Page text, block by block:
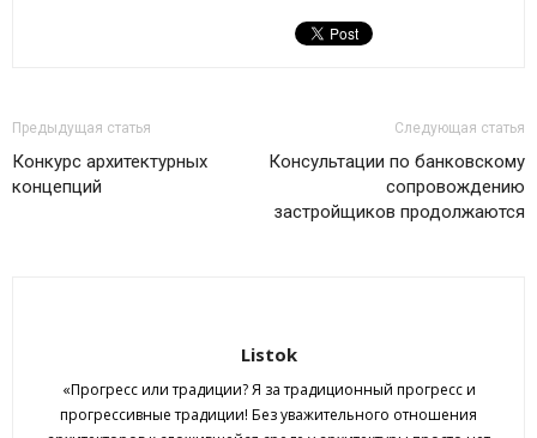
Предыдущая статья
Конкурс архитектурных
концепций
Следующая статья
Консультации по банковскому
сопровождению
застройщиков продолжаются
Listok
«Прогресс или традиции? Я за традиционный прогресс и
прогрессивные традиции! Без уважительного отношения